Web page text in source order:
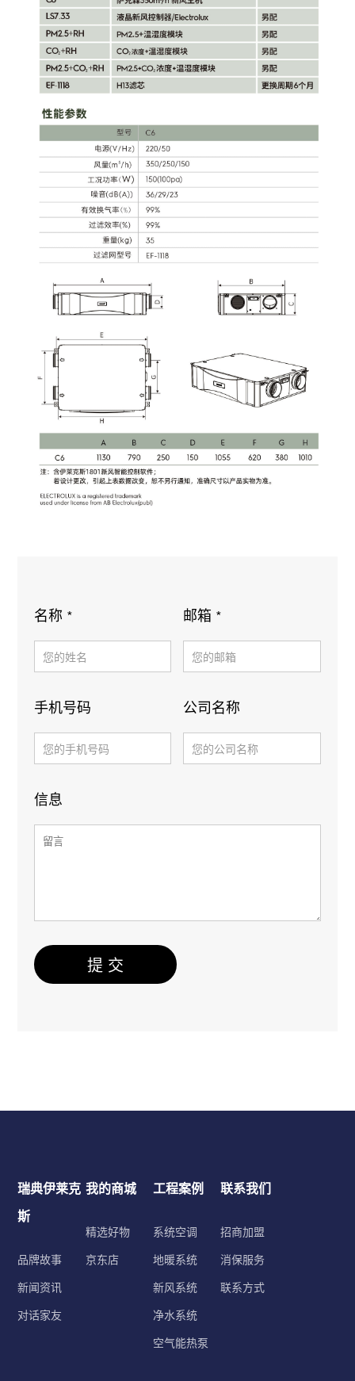
名称 * 邮箱 *
手机号码 公司名称
信息
瑞典伊莱克
斯
品牌故事
新闻资讯
对话家友
我的商城
精选好物
京东店
工程案例
系统空调
地暖系统
新风系统
净水系统
空气能热泵
联系我们
招商加盟
消保服务
联系方式